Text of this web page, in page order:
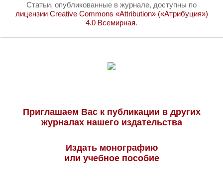
Статьи, опубликованные в журнале, доступны по
лицензии Creative Commons «Attribution» («Атрибуция»)
4.0 Всемирная.
Приглашаем Вас к публикации в других
журналах нашего издательства
Издать монографию
или учебное пособие